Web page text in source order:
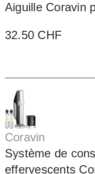
Aiguille Coravin
32.50 CHF
Coravin
Système de
effervescents